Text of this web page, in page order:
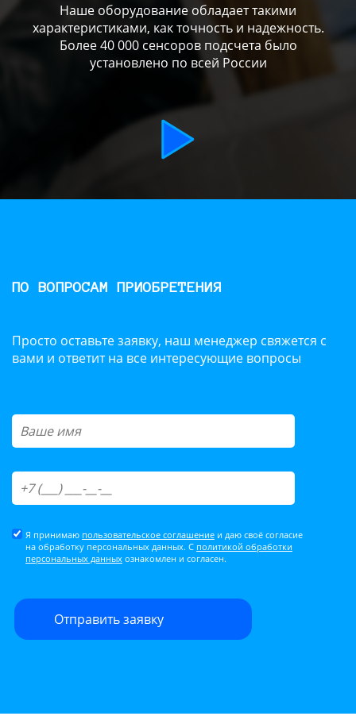
Наше оборудование обладает такими
характеристиками, как точность и надежность.
Более 40 000 сенсоров подсчета было
установлено по всей России
ПО ВОПРОСАМ ПРИОБРЕТЕНИЯ
Просто оставьте заявку, наш менеджер свяжется с
вами и ответит на все интересующие вопросы
Я принимаю пользовательское соглашение и даю своё согласие
на обработку персональных данных. С политикой обработки
персональных данных ознакомлен и согласен.